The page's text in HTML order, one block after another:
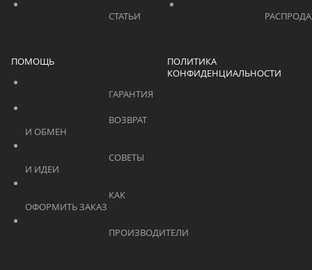
ПОМОЩЬ
ПОЛИТИКА
КОНФИДЕНЦИАЛЬНОСТИ